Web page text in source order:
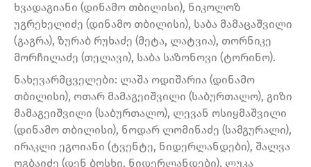
ხვადაგიანი (დინამო თბილისი), ნიკოლოზ
უგრეხელიძე (დინამო თბილისი), საბა მამაცაშვილი
(გაგრა), ზურაბ რუხაძე (მეტა, ლატვია), თორნიკე
მორჩილაძე (თელავი), საბა საზონოვი (ტორინო).
ნახევარმცველები: ლაშა ოდიშარია (დინამო
თბილისი), ოთარ მამაგეიშვილი (საბურთალო), გიზი
მამაგეიშვილი (საბურთალო), ლევან ოსიყმაშვილი
(დინამო თბილისი), ნოდარ ლომინაძე (სამგურალი),
ირაკლი ეგოიანი (ტვენტე, ნიდერლანდები), შალვა
ოგბაიძე (დენ ბოსხი, ნიდერლანდები), ლუკა